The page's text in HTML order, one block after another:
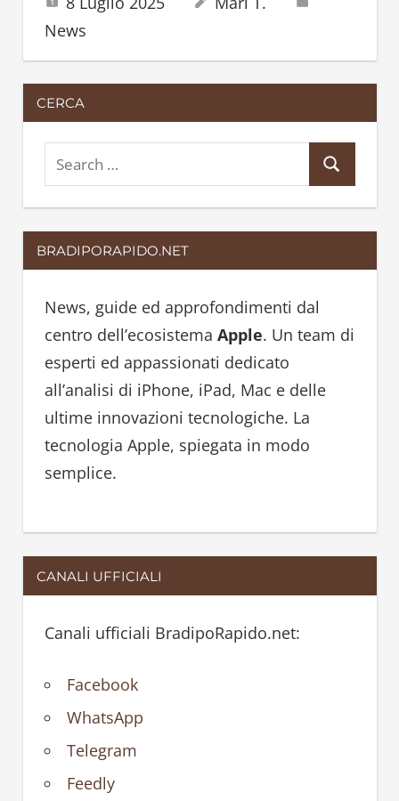
News
CERCA
e
a
r
c
e
a
BRADIPORAPIDO.NET
News, guide ed approfondimenti dal
centro dell’ecosistema Apple. Un team di
esperti ed appassionati dedicato
all’analisi di iPhone, iPad, Mac e delle
ultime innovazioni tecnologiche. La
tecnologia Apple, spiegata in modo
semplice.
CANALI UFFICIALI
Canali ufficiali BradipoRapido.net:
Facebook
WhatsApp
Telegram
Feedly